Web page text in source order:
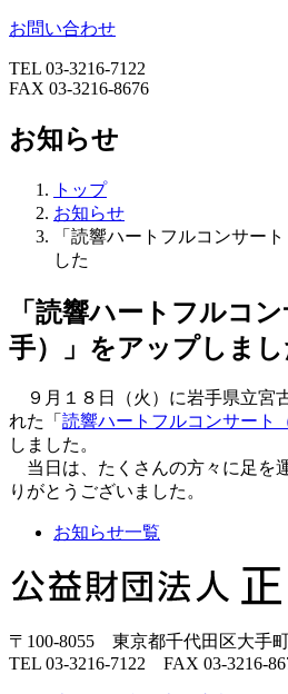
お問い合わせ
TEL 03-3216-7122
FAX 03-3216-8676
お知らせ
トップ
お知らせ
「読響ハートフルコンサー
した
「読響ハートフルコ
手）」をアップしまし
９月１８日（火）に岩手県立宮
れた「 読響ハートフルコンサート
しました。
当日は、たくさんの方々に足を
りがとうございました。
お知らせ一覧
〒100-8055 東京都千代田区大手
TEL 03-3216-7122 FAX 03-3216-